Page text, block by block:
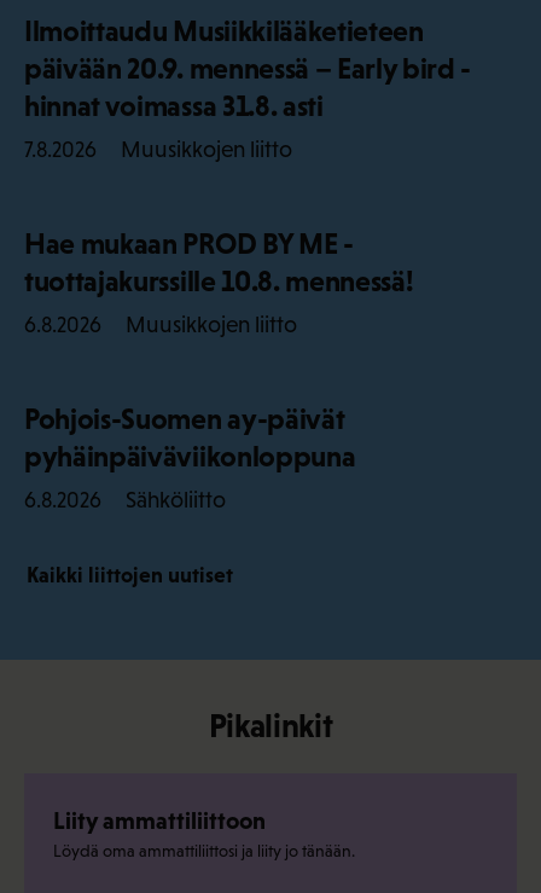
Ilmoittaudu Musiikkilääketieteen
päivään 20.9. mennessä – Early bird -
hinnat voimassa 31.8. asti
7.8.2026 Muusikkojen liitto
Hae mukaan PROD BY ME -
tuottajakurssille 10.8. mennessä!
6.8.2026 Muusikkojen liitto
Pohjois-Suomen ay-päivät
pyhäinpäiväviikonloppuna
6.8.2026 Sähköliitto
Kaikki liittojen uutiset
Pikalinkit
Liity ammattiliittoon
Löydä oma ammattiliittosi ja liity jo tänään.